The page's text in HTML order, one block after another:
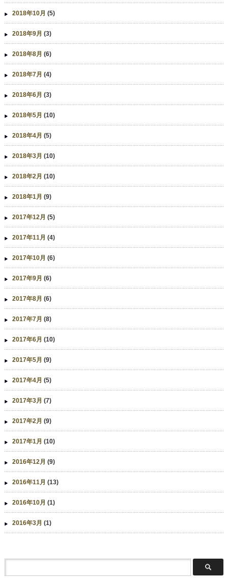
2018年10月 (5)
2018年9月 (3)
2018年8月 (6)
2018年7月 (4)
2018年6月 (3)
2018年5月 (10)
2018年4月 (5)
2018年3月 (10)
2018年2月 (10)
2018年1月 (9)
2017年12月 (5)
2017年11月 (4)
2017年10月 (6)
2017年9月 (6)
2017年8月 (6)
2017年7月 (8)
2017年6月 (10)
2017年5月 (9)
2017年4月 (5)
2017年3月 (7)
2017年2月 (9)
2017年1月 (10)
2016年12月 (9)
2016年11月 (13)
2016年10月 (1)
2016年3月 (1)